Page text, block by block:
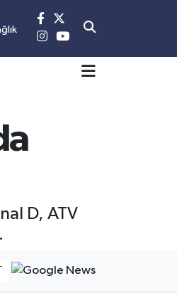
D, ATV